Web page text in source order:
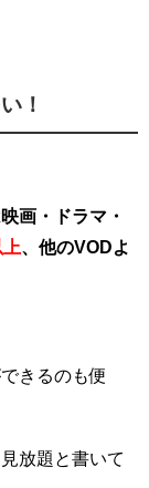
！
画・ドラマ・
、他のVODよ
きるのも便
放題と書いて